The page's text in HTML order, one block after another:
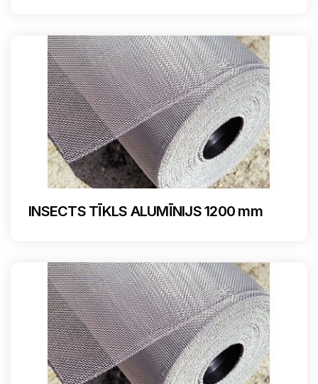
INSECTS TĪKLS ALUMĪNIJS 1200 mm